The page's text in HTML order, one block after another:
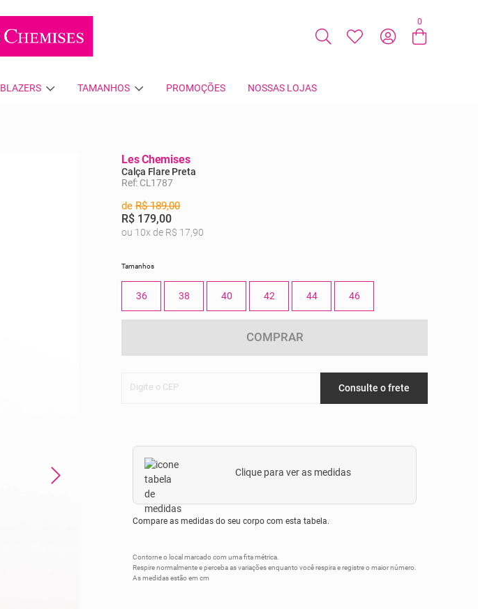
Entre com email ou cpf/cnpj
0
BLAZERS TAMANHOS PROMOÇÕES NOSSAS LOJAS
Les Chemises
Calça Flare Preta
Ref: CL1787
de R$ 189,00
R$ 179,00
ou 10x de R$ 17,90
Tamanhos
36 38 40 42 44 46
COMPRAR
Digite o CEP Consulte o frete
Clique para ver as medidas
Compare as medidas do seu corpo com esta tabela.
Contorne o local marcado com uma fita métrica.
Respire normalmente e perceba as variações enquanto você respira e registre o maior número.
As medidas estão em cm